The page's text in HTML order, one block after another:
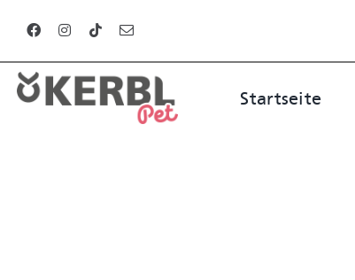
Inhalt
springen
Startseite